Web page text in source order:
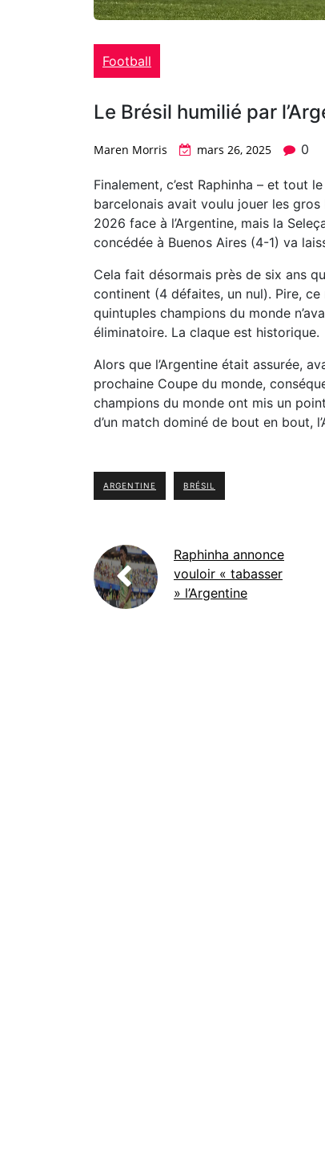
Football
Le Brésil humilié par
Maren Morris mars 26, 2025 0
Finalement, c’est Raphinha – et tout
barcelonais avait voulu jouer les
2026 face à l’Argentine, mais la
concédée à Buenos Aires (4-1) va
Cela fait désormais près de six ans
continent (4 défaites, un nul). Pire,
quintuples champions du monde
éliminatoire. La claque est historique.
Alors que l’Argentine était assurée,
prochaine Coupe du monde,
champions du monde ont mis un
d’un match dominé de bout en bout,
ARGENTINE BRÉSIL
Raphinha annonce
vouloir « tabasser
» l’Argentine